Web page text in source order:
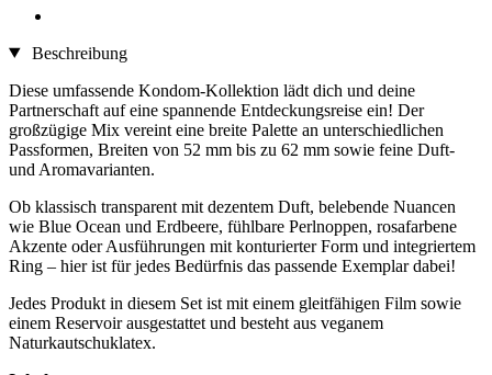
Beschreibung
Diese umfassende Kondom-Kollektion lädt dich und deine
Partnerschaft auf eine spannende Entdeckungsreise ein! Der
großzügige Mix vereint eine breite Palette an unterschiedlichen
Passformen, Breiten von 52 mm bis zu 62 mm sowie feine Duft-
und Aromavarianten.
Ob klassisch transparent mit dezentem Duft, belebende Nuancen
wie Blue Ocean und Erdbeere, fühlbare Perlnoppen, rosafarbene
Akzente oder Ausführungen mit konturierter Form und integriertem
Ring – hier ist für jedes Bedürfnis das passende Exemplar dabei!
Jedes Produkt in diesem Set ist mit einem gleitfähigen Film sowie
einem Reservoir ausgestattet und besteht aus veganem
Naturkautschuklatex.